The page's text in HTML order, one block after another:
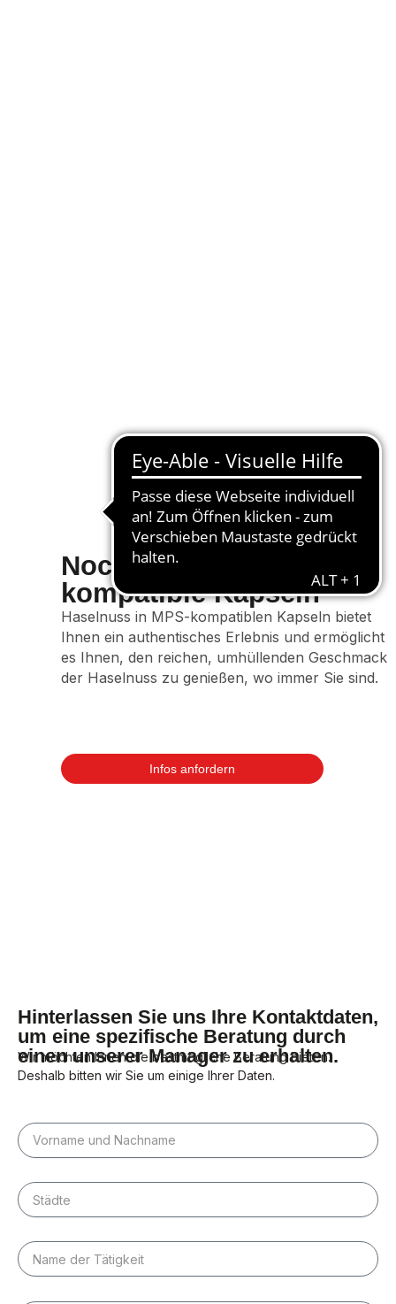
Nocciolino Mps-
kompatible Kapseln
Haselnuss in MPS-kompatiblen Kapseln bietet
Ihnen ein authentisches Erlebnis und ermöglicht
es Ihnen, den reichen, umhüllenden Geschmack
der Haselnuss zu genießen, wo immer Sie sind.
Infos anfordern
Hinterlassen Sie uns Ihre Kontaktdaten,
um eine spezifische Beratung durch
einen unserer Manager zu erhalten.
Wir möchten Ihnen die bestmögliche Beratung bieten.
Deshalb bitten wir Sie um einige Ihrer Daten.